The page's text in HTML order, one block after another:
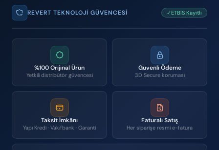
REVERT TEKNOLOJI GÜVENCESI ✓ETBİS Kayıtlı
%100 Orijinal Ürün
Yetkili distribütör güvencesi
Güvenli Ödeme
3D Secure koruması
Taksit İmkânı
Yapı Kredi · Vakıfbank · Garanti
Faturalı Satış
Her siparişe resmi e-fatura